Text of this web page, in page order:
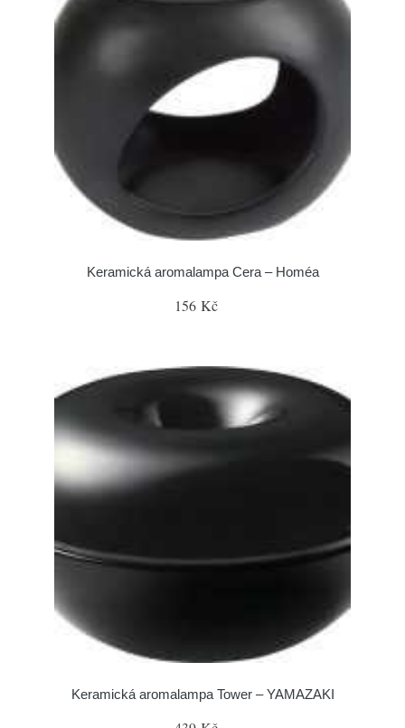
Keramická aromalampa Cera – Homéa
156 Kč
Keramická aromalampa Tower – YAMAZAKI